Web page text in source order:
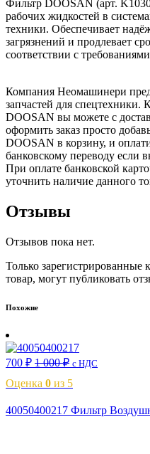
Фильтр DOOSAN (арт.
рабочих жидкостей в
техники. Обеспечивает
загрязнений и продлевает
соответствии с
Компания Неомашинери
запчастей для
DOOSAN вы можете с
оформить заказ просто
DOOSAN в корзину, и
банковскому переводу если
При оплате банковской
уточнить наличие данного
Отзывы
Отзывов пока нет.
Только
товар, могут публиковать
Похожие
700 ₽ 1 000₽ с НДС
Оценка 0 из 5
40050400217 Фильтр